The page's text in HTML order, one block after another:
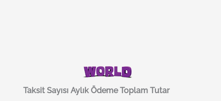
Taksit Sayısı Aylık Ödeme Toplam Tutar